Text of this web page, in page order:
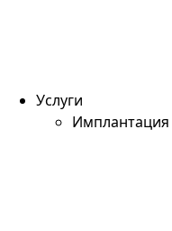
Услуги
Имплантация